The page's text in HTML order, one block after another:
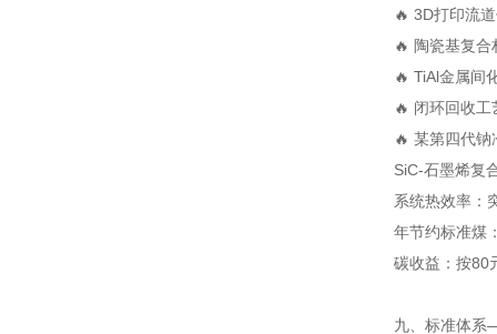
🔥 3D打印流道
🔥 陶瓷基复
🔥 TiAl金属间
🔥 闭环回收工
🔥 某第四代
SiC-石墨烯复
系统热效率：
年节约标准煤
碳收益：按
九、标准体